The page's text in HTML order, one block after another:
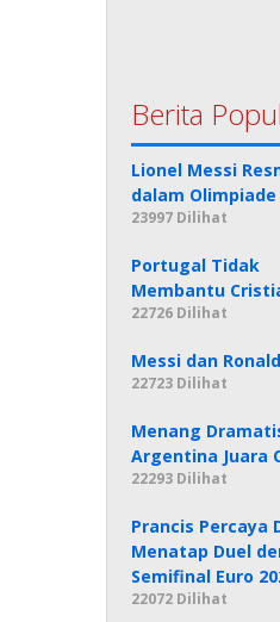
Berita
Lionel Messi
dalam Olimpiade
23997 Dilihat
Portugal Tidak
Membantu
22726 Dilihat
Messi dan
22723 Dilihat
Menang
Argentina Juara
22293 Dilihat
Prancis Percaya
Menatap Duel
Semifinal Euro
22072 Dilihat